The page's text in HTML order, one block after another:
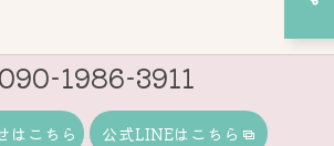
090-1986-3911
はこちら 公式LINEはこちら